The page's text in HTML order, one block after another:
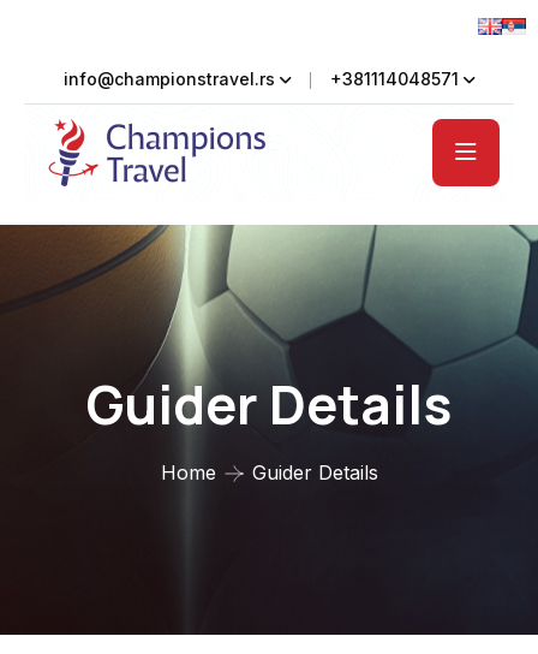
info@championstravel.rs +381114048571
Guider Details
Home Guider Details